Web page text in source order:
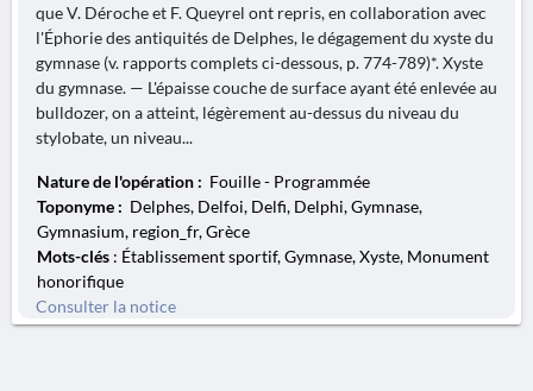
que V. Déroche et F. Queyrel ont repris, en collaboration avec
l'Éphorie des antiquités de Delphes, le dégagement du xyste du
gymnase (v. rapports complets ci-dessous, p. 774-789)*. Xyste
du gymnase. — L'épaisse couche de surface ayant été enlevée au
bulldozer, on a atteint, légèrement au-dessus du niveau du
stylobate, un niveau...
Nature de l'opération : Fouille - Programmée
Toponyme : Delphes, Delfoi, Delfi, Delphi, Gymnase,
Gymnasium, region_fr, Grèce
Mots-clés : Établissement sportif, Gymnase, Xyste, Monument
honorifique
Consulter la notice